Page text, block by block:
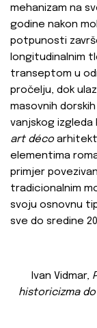
mehanizam na
godine nakon
potpunosti
longitudinalnim
transeptom u
pročelju, dok
masovnih
vanjskog
art déco
elementima
primjer
tradicionalnim
svoju osnovnu
sve do sredine
Ivan Vidmar,
historicizma